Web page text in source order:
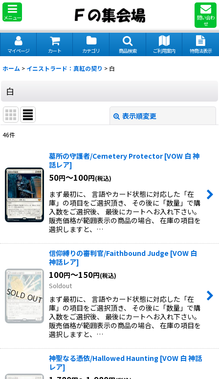
メニュー
問い合わ
せ
マイページ カート カテゴリ 商品検索 ご利用案内 特商法表示
ホーム > イニストラード：真紅の契り > 白
白
表示順変更
並び順:
絞り込む
46件
墓所の守護者/Cemetery Protector [VOW 白 神
話レア]
50円～100円(税込)
まず最初に、 言語やカード状態に対応した「在
庫」の項目をご選択頂き、 その後に「数量」で購
入数をご選択後、 最後にカートへお入れ下さい。
販売価格が範囲表示の商品の場合、 在庫の項目を
選択しますと、…
信仰縛りの審判官/Faithbound Judge [VOW 白
神話レア]
100円～150円(税込)
Soldout
まず最初に、 言語やカード状態に対応した「在
庫」の項目をご選択頂き、 その後に「数量」で購
入数をご選択後、 最後にカートへお入れ下さい。
販売価格が範囲表示の商品の場合、 在庫の項目を
選択しますと、…
神聖なる憑依/Hallowed Haunting [VOW 白 神話
レア]